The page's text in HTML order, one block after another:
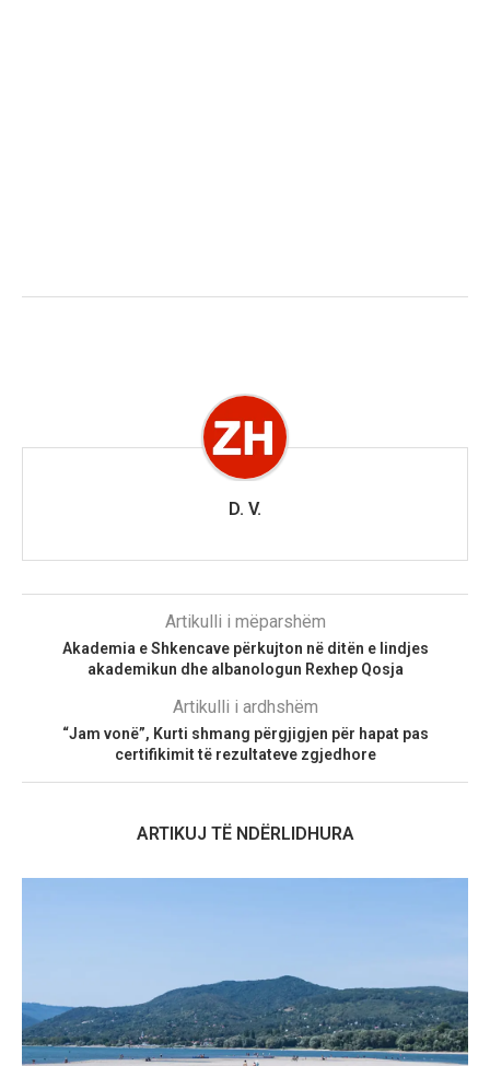
D. V.
Artikulli i mëparshëm
Akademia e Shkencave përkujton në ditën e lindjes
akademikun dhe albanologun Rexhep Qosja
Artikulli i ardhshëm
“Jam vonë”, Kurti shmang përgjigjen për hapat pas
certifikimit të rezultateve zgjedhore
ARTIKUJ TË NDËRLIDHURA